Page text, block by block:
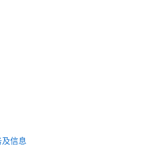
信息